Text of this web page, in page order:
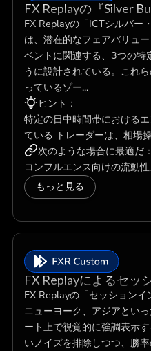
FX Replayの『Silver
FX Replayの「ICTシルバー
は、潜在的なフェアバリュ
ベントに関連する、3つの特
うに設計されている。これ
っているゾー...
ヒント：
特定の日中時間帯における
ている トレーダーは、相場
次のような場合に最適だ：
コンフルエンス向けの流動
もっと見る
FX Replayによるセッ
FX Replayの「セッションイ
ニューヨーク、アジアとい
ート上で視覚的に強調表示
いノイズを排除しつつ、勝